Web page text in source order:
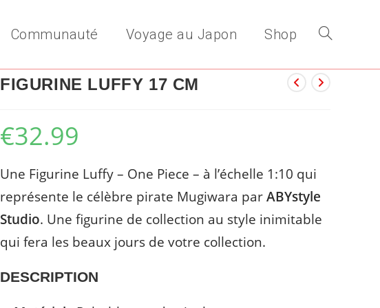
Communauté Voyage au Japon Shop Toggle
FIGURINE LUFFY 17 CM
€32.99
Une Figurine Luffy – One Piece – à l’échelle 1:10 qui
représente le célèbre pirate Mugiwara par ABYstyle
Studio. Une figurine de collection au style inimitable
qui fera les beaux jours de votre collection.
DESCRIPTION